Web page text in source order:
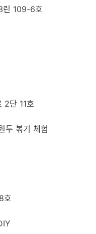
린 109-6호
2단 11호
두 볶기 체험
호